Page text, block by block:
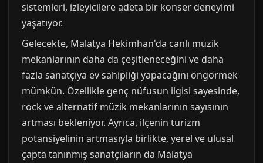
sistemleri, izleyicilere adeta bir konser deneyimi
yaşatıyor.
Gelecekte, Malatya Hekimhan'da canlı müzik
mekanlarının daha da çeşitleneceğini ve daha
fazla sanatçıya ev sahipliği yapacağını öngörmek
mümkün. Özellikle genç nüfusun ilgisi sayesinde,
rock ve alternatif müzik mekanlarının sayısının
artması bekleniyor. Ayrıca, ilçenin turizm
potansiyelinin artmasıyla birlikte, yerel ve ulusal
çapta tanınmış sanatçıların da Malatya